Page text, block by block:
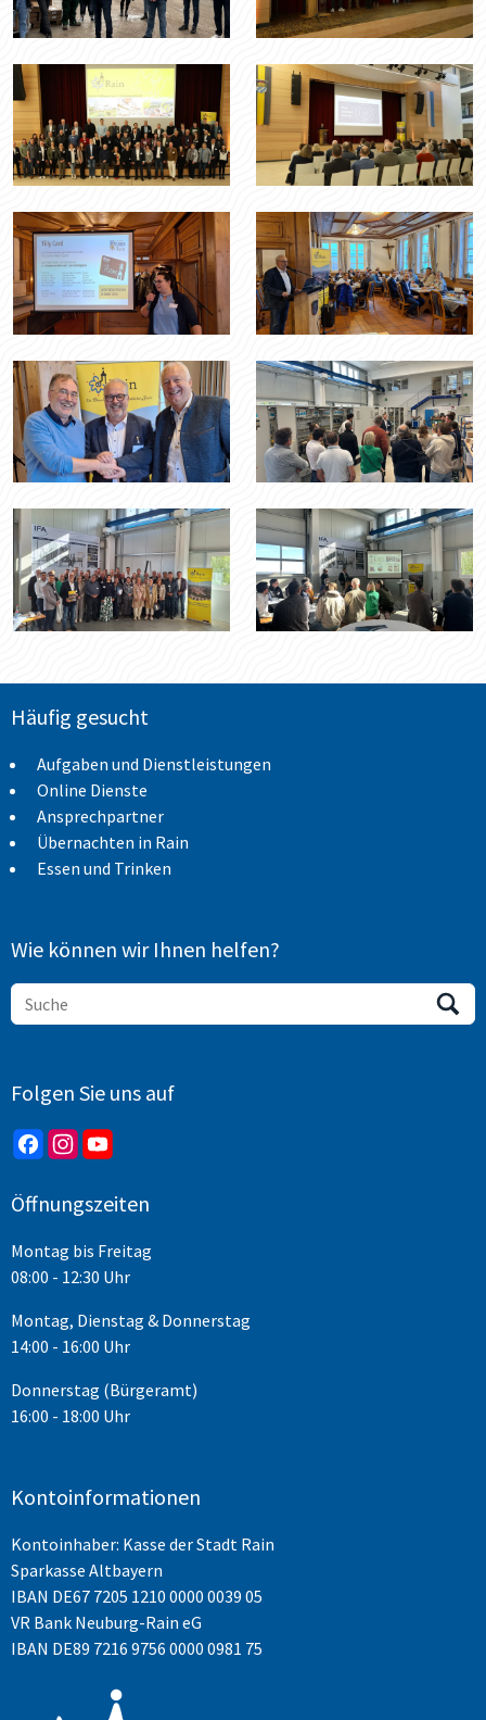
Häufig gesucht
Aufgaben und Dienstleistungen
Online Dienste
Ansprechpartner
Übernachten in Rain
Essen und Trinken
Wie können wir Ihnen helfen?
Folgen Sie uns auf
Öffnungszeiten
Montag bis Freitag
08:00 - 12:30 Uhr
Montag, Dienstag & Donnerstag
14:00 - 16:00 Uhr
Donnerstag (Bürgeramt)
16:00 - 18:00 Uhr
Kontoinformationen
Kontoinhaber: Kasse der Stadt Rain
Sparkasse Altbayern
IBAN DE67 7205 1210 0000 0039 05
VR Bank Neuburg-Rain eG
IBAN DE89 7216 9756 0000 0981 75